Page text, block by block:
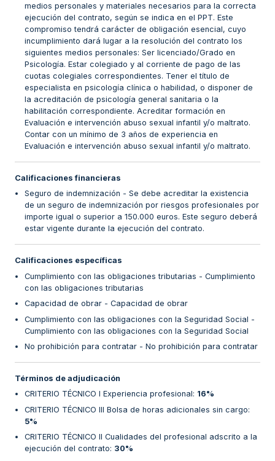
medios personales y materiales necesarios para la correcta
ejecución del contrato, según se indica en el PPT. Este
compromiso tendrá carácter de obligación esencial, cuyo
incumplimiento dará lugar a la resolución del contrato los
siguientes medios personales: Ser licenciado/Grado en
Psicología. Estar colegiado y al corriente de pago de las
cuotas colegiales correspondientes. Tener el título de
especialista en psicología clínica o habilidad, o disponer de
la acreditación de psicología general sanitaria o la
habilitación correspondiente. Acreditar formación en
Evaluación e intervención abuso sexual infantil y/o maltrato.
Contar con un mínimo de 3 años de experiencia en
Evaluación e intervención abuso sexual infantil y/o maltrato.
Calificaciones financieras
Seguro de indemnización - Se debe acreditar la existencia
de un seguro de indemnización por riesgos profesionales por
importe igual o superior a 150.000 euros. Este seguro deberá
estar vigente durante la ejecución del contrato.
Calificaciones específicas
Cumplimiento con las obligaciones tributarias - Cumplimiento
con las obligaciones tributarias
Capacidad de obrar - Capacidad de obrar
Cumplimiento con las obligaciones con la Seguridad Social -
Cumplimiento con las obligaciones con la Seguridad Social
No prohibición para contratar - No prohibición para contratar
Términos de adjudicación
CRITERIO TÉCNICO I Experiencia profesional: 16%
CRITERIO TÉCNICO III Bolsa de horas adicionales sin cargo:
5%
CRITERIO TÉCNICO II Cualidades del profesional adscrito a la
ejecución del contrato: 30%